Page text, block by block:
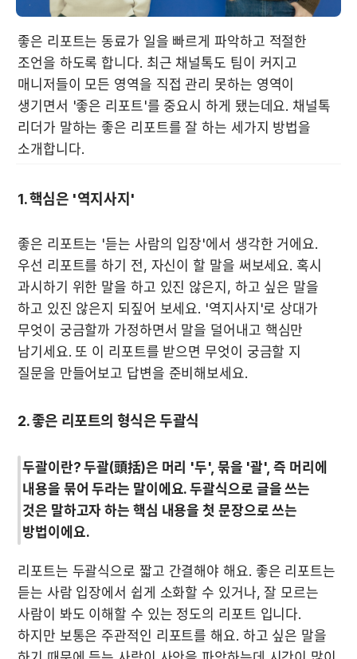
좋은 리포트는 동료가 일을 빠르게 파악하고 적절한
조언을 하도록 합니다. 최근 채널톡도 팀이 커지고
매니저들이 모든 영역을 직접 관리 못하는 영역이
생기면서 '좋은 리포트'를 중요시 하게 됐는데요. 채널톡
리더가 말하는 좋은 리포트를 잘 하는 세가지 방법을
소개합니다.
1. 핵심은 '역지사지'
좋은 리포트는 '듣는 사람의 입장'에서 생각한 거에요.
우선 리포트를 하기 전, 자신이 할 말을 써보세요. 혹시
과시하기 위한 말을 하고 있진 않은지, 하고 싶은 말을
하고 있진 않은지 되짚어 보세요. '역지사지'로 상대가
무엇이 궁금할까 가정하면서 말을 덜어내고 핵심만
남기세요. 또 이 리포트를 받으면 무엇이 궁금할 지
질문을 만들어보고 답변을 준비해보세요.
2. 좋은 리포트의 형식은 두괄식
두괄이란? 두괄(頭括)은 머리 '두', 묶을 '괄', 즉 머리에
내용을 묶어 두라는 말이에요. 두괄식으로 글을 쓰는
것은 말하고자 하는 핵심 내용을 첫 문장으로 쓰는
방법이에요.
리포트는 두괄식으로 짧고 간결해야 해요. 좋은 리포트는
듣는 사람 입장에서 쉽게 소화할 수 있거나, 잘 모르는
사람이 봐도 이해할 수 있는 정도의 리포트 입니다.
하지만 보통은 주관적인 리포트를 해요. 하고 싶은 말을